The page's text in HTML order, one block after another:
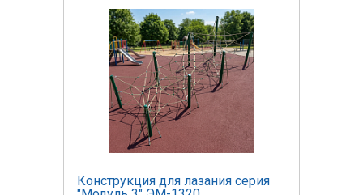
Конструкция для лазания серия